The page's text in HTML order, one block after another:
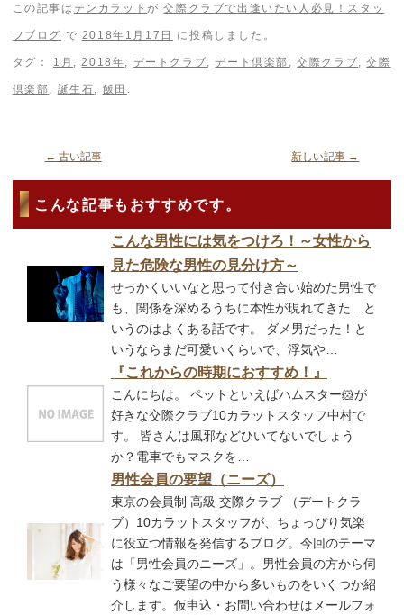
この記事は テンカラットが交際クラブで出逢いたい人必見！スタッ
フブログ で 2018年1月17日 に投稿しました。
タグ： 1月 ,2018年, デートクラブ,デート倶楽部 ,交際クラブ,交際
倶楽部, 誕生石, 飯田 .
← 古い記事 新しい記事 →
こんな記事もおすすめです。
こんな男性には気をつけろ！～女性から
見た危険な男性の見分け方～
せっかくいいなと思って付き合い始めた男性で
も、関係を深めるうちに本性が現れてきた…と
いうのはよくある話です。 ダメ男だった！と
いうならまだ可愛いくらいで、浮気や…
『これからの時期におすすめ！』
こんにちは。 ペットといえばハムスター🐹が
好きな交際クラブ10カラットスタッフ中村で
す。 皆さんは風邪などひいてないでしょう
か？電車でもマスクを…
男性会員の要望（ニーズ）
東京の会員制 高級 交際クラブ （デートクラ
ブ）10カラットスタッフが、ちょっぴり気楽
に役立つ情報を発信するブログ。今回のテーマ
は「男性会員のニーズ」。男性会員の方から伺
う様々なご要望の中から多いものをいくつか紹
介します。仮申込・お問い合わせはメールフォ